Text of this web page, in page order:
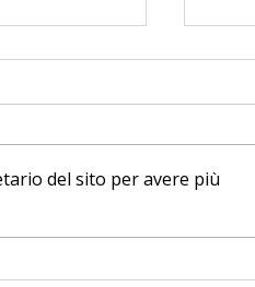
Games
del sito per avere più